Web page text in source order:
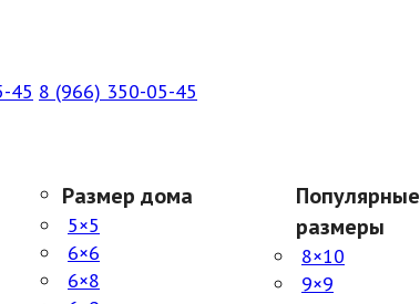
45 8 (966) 350-05-45
Размер дома
5×5
6×6
6×8
Популярные
размеры
8×10
9×9